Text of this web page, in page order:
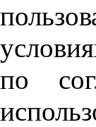
пользов
по
использ